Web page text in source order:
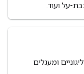
על ועוד.
ומעגלים